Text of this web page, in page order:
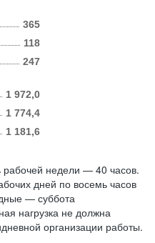
365
247
118
1 972,0
1 774,4
1 181,6
недели — 40 часов.
дней по восемь часов
— суббота
нагрузка не должна
организации работы.